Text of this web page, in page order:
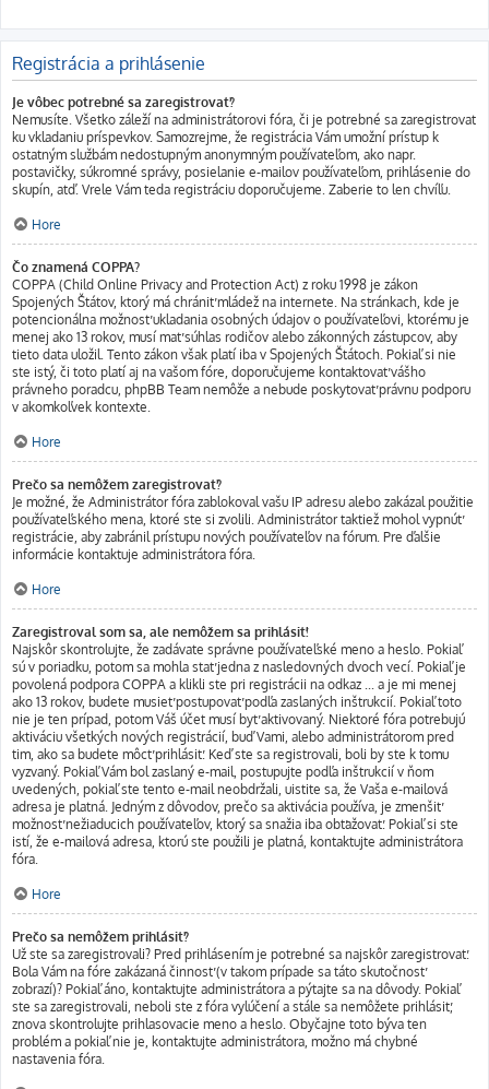
Registrácia a prihlásenie
Je vôbec potrebné sa zaregistrovať?
Nemusíte. Všetko záleží na administrátorovi fóra, či je potrebné sa zaregistrovať
ku vkladaniu príspevkov. Samozrejme, že registrácia Vám umožní prístup k
ostatným službám nedostupným anonymným používateľom, ako napr.
postavičky, súkromné správy, posielanie e-mailov používateľom, prihlásenie do
skupín, atď. Vrele Vám teda registráciu doporučujeme. Zaberie to len chvíľu.
Hore
Čo znamená COPPA?
COPPA (Child Online Privacy and Protection Act) z roku 1998 je zákon
Spojených Štátov, ktorý má chrániť mládež na internete. Na stránkach, kde je
potencionálna možnosť ukladania osobných údajov o používateľovi, ktorému je
menej ako 13 rokov, musí mať súhlas rodičov alebo zákonných zástupcov, aby
tieto data uložil. Tento zákon však platí iba v Spojených Štátoch. Pokiaľ si nie
ste istý, či toto platí aj na vašom fóre, doporučujeme kontaktovať vášho
právneho poradcu, phpBB Team nemôže a nebude poskytovať právnu podporu
v akomkoľvek kontexte.
Hore
Prečo sa nemôžem zaregistrovať?
Je možné, že Administrátor fóra zablokoval vašu IP adresu alebo zakázal použitie
používateľského mena, ktoré ste si zvolili. Administrátor taktiež mohol vypnúť
registrácie, aby zabránil prístupu nových používateľov na fórum. Pre ďalšie
informácie kontaktuje administrátora fóra.
Hore
Zaregistroval som sa, ale nemôžem sa prihlásiť!
Najskôr skontrolujte, že zadávate správne používateľské meno a heslo. Pokiaľ
sú v poriadku, potom sa mohla stať jedna z nasledovných dvoch vecí. Pokiaľ je
povolená podpora COPPA a klikli ste pri registrácii na odkaz ... a je mi menej
ako 13 rokov, budete musieť postupovať podľa zaslaných inštrukcií. Pokiaľ toto
nie je ten prípad, potom Váš účet musí byť aktivovaný. Niektoré fóra potrebujú
aktiváciu všetkých nových registrácií, buď Vami, alebo administrátorom pred
tim, ako sa budete môcť prihlásiť. Keď ste sa registrovali, boli by ste k tomu
vyzvaný. Pokiaľ Vám bol zaslaný e-mail, postupujte podľa inštrukcií v ňom
uvedených, pokiaľ ste tento e-mail neobdržali, uistite sa, že Vaša e-mailová
adresa je platná. Jedným z dôvodov, prečo sa aktivácia používa, je zmenšiť
možnosť nežiaducich používateľov, ktorý sa snažia iba obťažovať. Pokiaľ si ste
istí, že e-mailová adresa, ktorú ste použili je platná, kontaktujte administrátora
fóra.
Hore
Prečo sa nemôžem prihlásiť?
Už ste sa zaregistrovali? Pred prihlásením je potrebné sa najskôr zaregistrovať.
Bola Vám na fóre zakázaná činnosť (v takom prípade sa táto skutočnosť
zobrazí)? Pokiaľ áno, kontaktujte administrátora a pýtajte sa na dôvody. Pokiaľ
ste sa zaregistrovali, neboli ste z fóra vylúčení a stále sa nemôžete prihlásiť,
znova skontrolujte prihlasovacie meno a heslo. Obyčajne toto býva ten
problém a pokiaľ nie je, kontaktujte administrátora, možno má chybné
nastavenia fóra.